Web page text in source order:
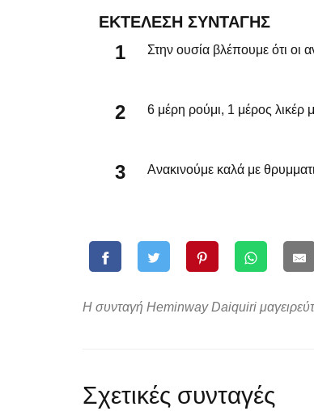
ΕΚΤΈΛΕΣΗ ΣΥΝΤΑΓΉΣ
Στην ουσία βλέπουμε ότι οι
6 μέρη ρούμι, 1 μέρος λικέρ
Ανακινούμε καλά με
Η συνταγή Heminway Daiquiri
Σχετικές συνταγές